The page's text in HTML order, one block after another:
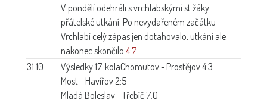
V pondělí odehráli s vrchlabskýmí st.žáky
přátelské utkání. Po nevydařeném začátku
Vrchlabí celý zápas jen dotahovalo, utkání ale
nakonec skončilo 4:7.
31.10.
Výsledky 17. kolaChomutov - Prostějov 4:3
Most - Havířov 2:5
Mladá Boleslav - Třebíč 7:0